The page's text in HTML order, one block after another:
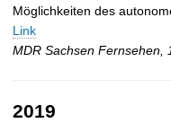
Möglichkeiten des
Link
MDR Sachsen Fernsehen,
2019